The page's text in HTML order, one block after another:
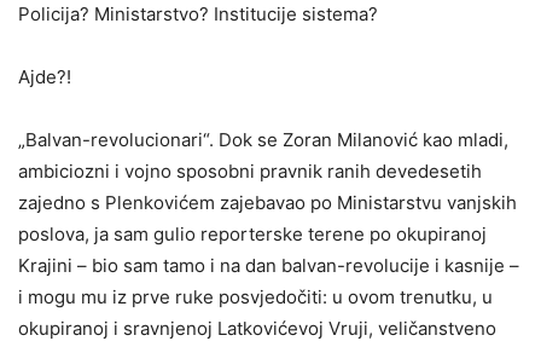
Policija? Ministarstvo? Institucije sistema?
Ajde?!
„Balvan-revolucionari“. Dok se Zoran Milanović kao mladi,
ambiciozni i vojno sposobni pravnik ranih devedesetih
zajedno s Plenkovićem zajebavao po Ministarstvu vanjskih
poslova, ja sam gulio reporterske terene po okupiranoj
Krajini – bio sam tamo i na dan balvan-revolucije i kasnije –
i mogu mu iz prve ruke posvjedočiti: u ovom trenutku, u
okupiranoj i sravnjenoj Latkovićevoj Vruji, veličanstveno